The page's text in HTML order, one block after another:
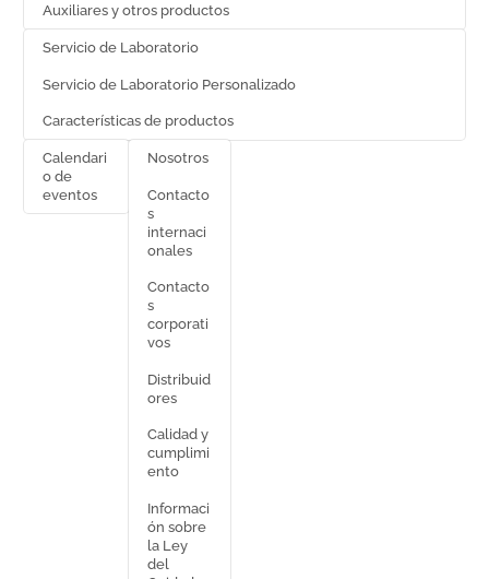
Auxiliares y otros productos
Servicio de Laboratorio
Servicio de Laboratorio Personalizado
Características de productos
Calendari
o de
eventos
Nosotros
Contacto
s
internaci
onales
Contacto
s
corporati
vos
Distribuid
ores
Calidad y
cumplimi
ento
Informaci
ón sobre
la Ley
del